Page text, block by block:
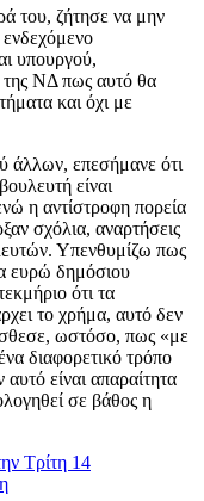
του, ζήτησε να μην
υπουργού,
της ΝΔ πως αυτό θα
και όχι με
άλλων, επεσήμανε ότι
είναι
η αντίστροφη πορεία
σχόλια, αναρτήσεις
Υπενθυμίζω πως
ευρώ δημόσιου
ότι τα
το χρήμα, αυτό δεν
ωστόσο, πως «με
διαφορετικό τρόπο
είναι απαραίτητα
σε βάθος η
Τρίτη 14